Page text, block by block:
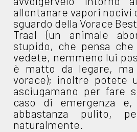
allontanare vapori nocivi
sguardo della Vorace
Traal (un animale
stupido, che pensa
vedete, nemmeno lui
è matto da legare,
vorace); inoltre potete
asciugamano per fare
caso di emergenza
abbastanza pulito,
naturalmente.